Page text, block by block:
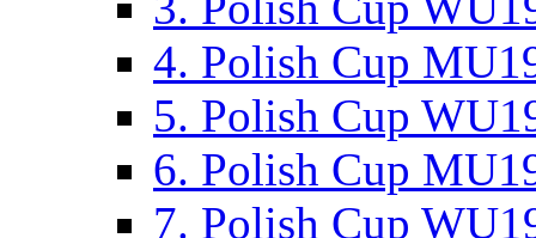
4. Polish Cup
5. Polish Cup
6. Polish Cup
7. Polish Cup